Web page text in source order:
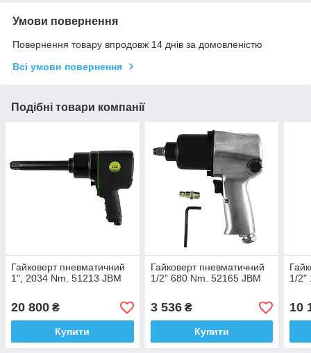
Умови повернення
Повернення товару впродовж 14 днів за домовленістю
Всі умови повернення
Подібні товари компанії
Гайковерт пневматичний
1", 2034 Nm. 51213 JBM
20 800 ₴
Купити
Гайковерт пневматичний
1/2" 680 Nm. 52165 JBM
3 536₴
Купити
1/2"
10